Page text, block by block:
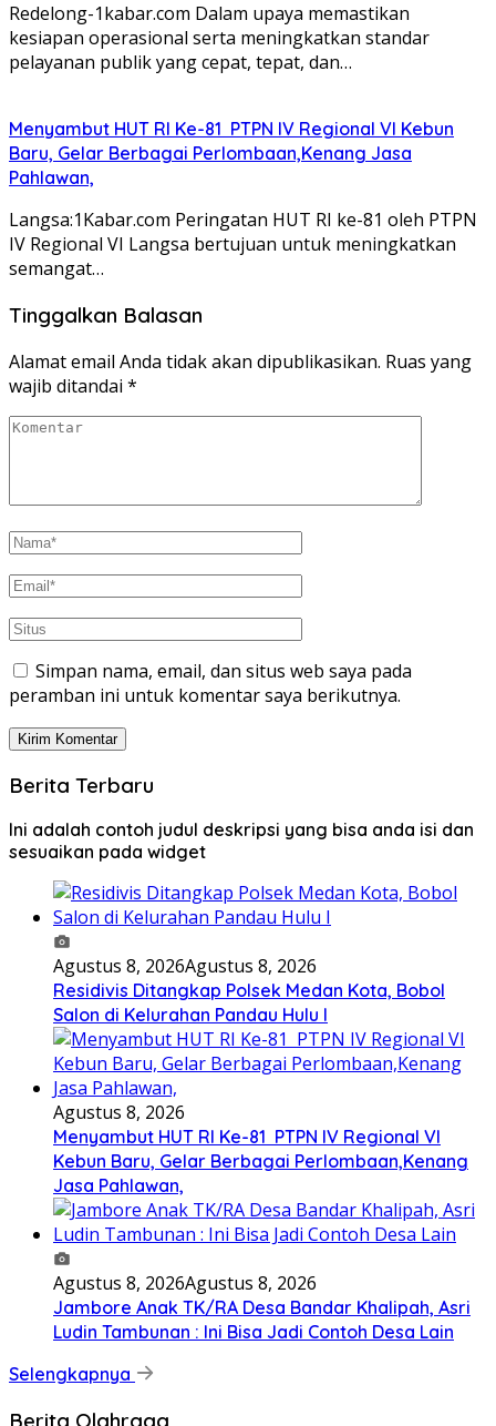
Redelong-1kabar.com Dalam upaya memastikan
kesiapan operasional serta meningkatkan standar
pelayanan publik yang cepat, tepat, dan…
Menyambut HUT RI Ke-81 PTPN IV Regional VI Kebun
Baru, Gelar Berbagai Perlombaan,Kenang Jasa
Pahlawan,
Langsa:1Kabar.com Peringatan HUT RI ke-81 oleh PTPN
IV Regional VI Langsa bertujuan untuk meningkatkan
semangat…
Tinggalkan Balasan
Alamat email Anda tidak akan dipublikasikan. Ruas yang
wajib ditandai *
Simpan nama, email, dan situs web saya pada
peramban ini untuk komentar saya berikutnya.
Berita Terbaru
Ini adalah contoh judul deskripsi yang bisa anda isi dan
sesuaikan pada widget
Agustus 8, 2026Agustus 8, 2026
Residivis Ditangkap Polsek Medan Kota, Bobol
Salon di Kelurahan Pandau Hulu I
Agustus 8, 2026
Menyambut HUT RI Ke-81 PTPN IV Regional VI
Kebun Baru, Gelar Berbagai Perlombaan,Kenang
Jasa Pahlawan,
Agustus 8, 2026Agustus 8, 2026
Jambore Anak TK/RA Desa Bandar Khalipah, Asri
Ludin Tambunan : Ini Bisa Jadi Contoh Desa Lain
Selengkapnya
Berita Olahraga